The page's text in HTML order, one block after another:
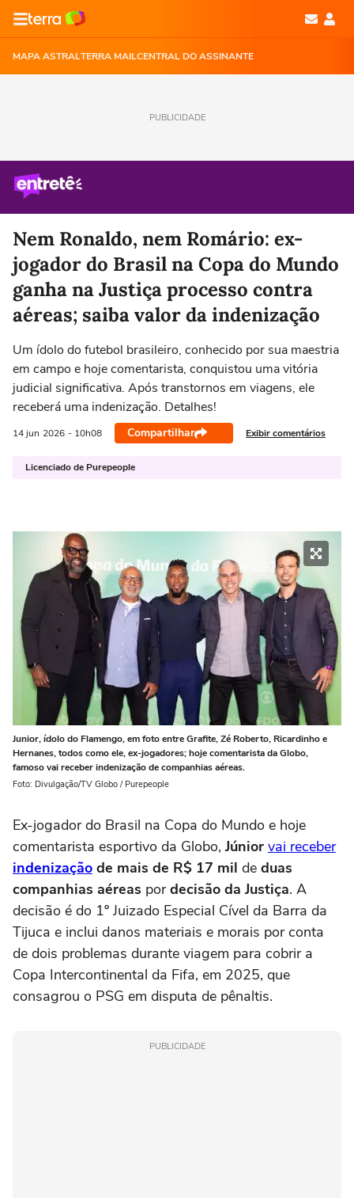
MAPA ASTRALTERRA MAILCENTRAL DO ASSINANTE
PUBLICIDADE
Nem Ronaldo, nem Romário: ex-
jogador do Brasil na Copa do Mundo
ganha na Justiça processo contra
aéreas; saiba valor da indenização
Um ídolo do futebol brasileiro, conhecido por sua maestria
em campo e hoje comentarista, conquistou uma vitória
judicial significativa. Após transtornos em viagens, ele
receberá uma indenização. Detalhes!
14 jun 2026 - 10h08 Compartilhar Exibir comentários
Licenciado de Purepeople
Junior, ídolo do Flamengo, em foto entre Grafite, Zé Roberto, Ricardinho e
Hernanes, todos como ele, ex-jogadores; hoje comentarista da Globo,
famoso vai receber indenização de companhias aéreas.
Foto: Divulgação/TV Globo / Purepeople
Ex-jogador do Brasil na Copa do Mundo e hoje
comentarista esportivo da Globo, Júnior vai receber
indenização de mais de R$ 17 mil de duas
companhias aéreas pordecisão da Justiça. A
decisão é do 1º Juizado Especial Cível da Barra da
Tijuca e inclui danos materiais e morais por conta
de dois problemas durante viagem para cobrir a
Copa Intercontinental da Fifa, em 2025, que
consagrou o PSG em disputa de pênaltis.
PUBLICIDADE